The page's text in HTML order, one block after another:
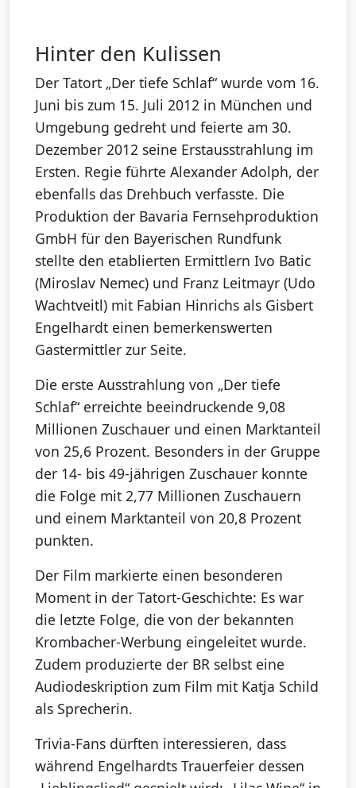
Hinter den Kulissen
Der Tatort „Der tiefe Schlaf“ wurde vom 16.
Juni bis zum 15. Juli 2012 in München und
Umgebung gedreht und feierte am 30.
Dezember 2012 seine Erstausstrahlung im
Ersten. Regie führte Alexander Adolph, der
ebenfalls das Drehbuch verfasste. Die
Produktion der Bavaria Fernsehproduktion
GmbH für den Bayerischen Rundfunk
stellte den etablierten Ermittlern Ivo Batic
(Miroslav Nemec) und Franz Leitmayr (Udo
Wachtveitl) mit Fabian Hinrichs als Gisbert
Engelhardt einen bemerkenswerten
Gastermittler zur Seite.
Die erste Ausstrahlung von „Der tiefe
Schlaf“ erreichte beeindruckende 9,08
Millionen Zuschauer und einen Marktanteil
von 25,6 Prozent. Besonders in der Gruppe
der 14- bis 49-jährigen Zuschauer konnte
die Folge mit 2,77 Millionen Zuschauern
und einem Marktanteil von 20,8 Prozent
punkten.
Der Film markierte einen besonderen
Moment in der Tatort-Geschichte: Es war
die letzte Folge, die von der bekannten
Krombacher-Werbung eingeleitet wurde.
Zudem produzierte der BR selbst eine
Audiodeskription zum Film mit Katja Schild
als Sprecherin.
Trivia-Fans dürften interessieren, dass
während Engelhardts Trauerfeier dessen